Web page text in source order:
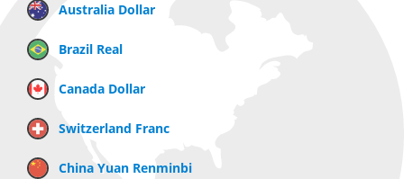
Australia Dollar
Brazil Real
Canada Dollar
Switzerland Franc
China Yuan Renminbi